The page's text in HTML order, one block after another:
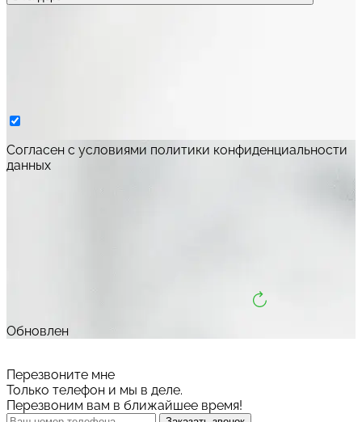
Cогласен с условиями политики конфиденциальности
данных
Обновлен
Перезвоните мне
Только телефон и мы в деле.
Перезвоним вам в ближайшее время!